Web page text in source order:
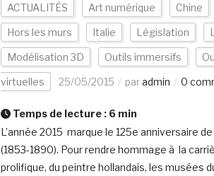
ACTUALITÉS Art numérique Chine
Hors les murs Italie Législation
Modélisation 3D Outils immersifs
virtuelles 25/05/2015 paradmin 0
Temps de lecture : 6 min
L’année 2015 marque le 125e anniversaire
(1853-1890). Pour rendre hommage à la
prolifique, du peintre hollandais, les musées